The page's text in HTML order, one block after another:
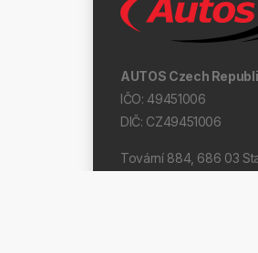
AUTOS Czech
IČO: 49451006
DIČ: CZ49451006
Tovární 884, 686 03